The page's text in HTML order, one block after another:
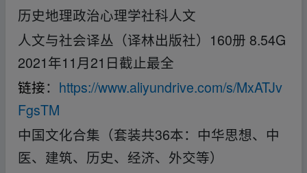
历史地理政治心理学社科人文
人文与社会译丛（译林出版社）160册 8.54G
2021年11月21日截止最全
链接： https://www.aliyundrive.com/s/MxATJv
FgsTM
中国文化合集（套装共36本：中华思想、中
医、建筑、历史、经济、外交等）